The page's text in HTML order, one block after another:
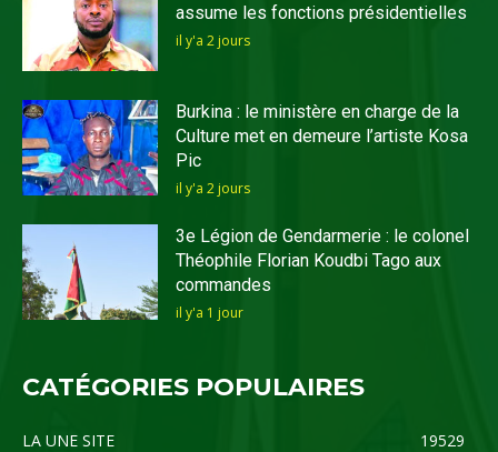
assume les fonctions présidentielles
il y'a 2 jours
Burkina : le ministère en charge de la
Culture met en demeure l’artiste Kosa
Pic
il y'a 2 jours
3e Légion de Gendarmerie : le colonel
Théophile Florian Koudbi Tago aux
commandes
il y'a 1 jour
CATÉGORIES POPULAIRES
LA UNE SITE
19529